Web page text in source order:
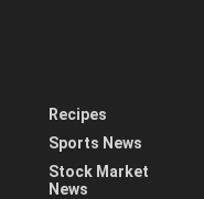
Recipes
Sports News
Stock Market
News